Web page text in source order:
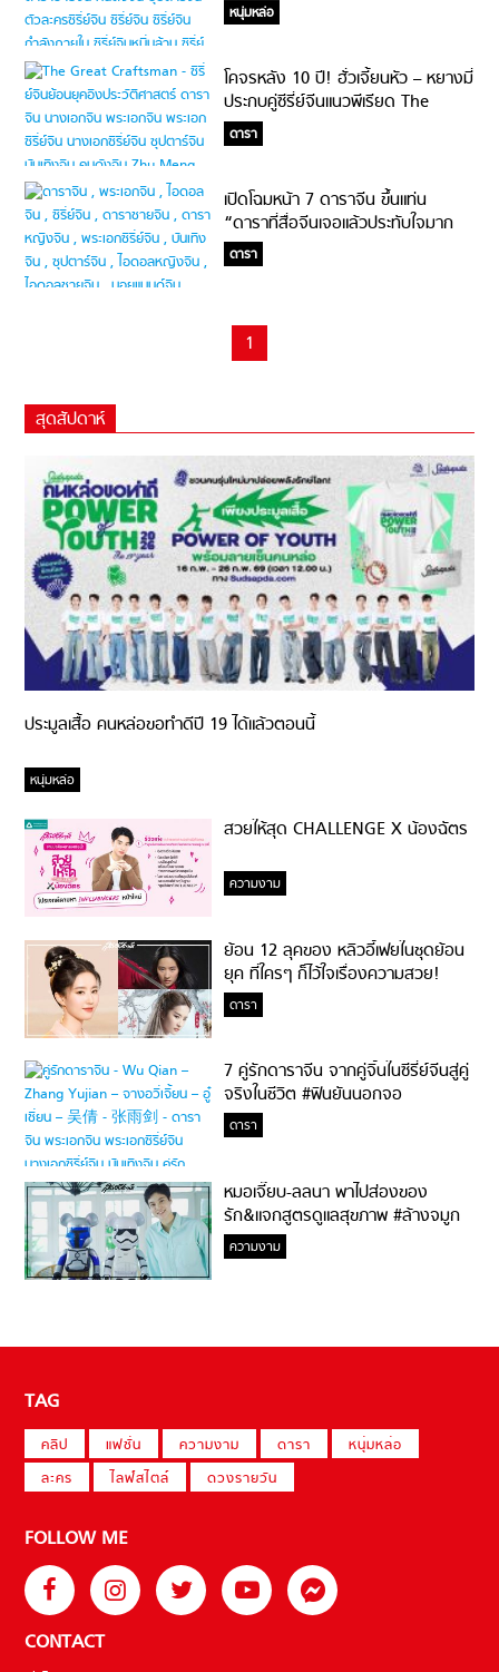
หนุ่มหล่อ
โคจรหลัง 10 ปี! ฮั่วเจี้ยนหัว – หยางมี่
ประกบคู่ซีรี่ย์จีนแนวพีเรียด The
Great Craftsman (มีเรื่องย่อ)
ดารา
เปิดโฉมหน้า 7 ดาราจีน ขึ้นแท่น
“ดาราที่สื่อจีนเจอแล้วประทับใจมาก
ที่สุด! “
ดารา
1
สุดสัปดาห์
ประมูลเสื้อ คนหล่อขอทำดีปี 19 ได้แล้วตอนนี้
หนุ่มหล่อ
สวยให้สุด CHALLENGE X น้องฉัตร
ความงาม
ย้อน 12 ลุคของ หลิวอี้เฟยในชุดย้อน
ยุค ที่ใครๆ ก็ไว้ใจเรื่องความสวย!
ดารา
7 คู่รักดาราจีน จากคู่จิ้นในซีรี่ย์จีนสู่คู่
จริงในชีวิต #ฟินยันนอกจอ
ดารา
หมอเจี๊ยบ-ลลนา พาไปส่องของ
รัก&แจกสูตรดูแลสุขภาพ #ล้างจมูก
ไม่ยากจะสอนให้
ความงาม
TAG
คลิป แฟชั่น ความงาม ดารา
หนุ่มหล่อ
ละคร
ไลฟ์สไตล์ ดวงรายวัน
FOLLOW ME
CONTACT